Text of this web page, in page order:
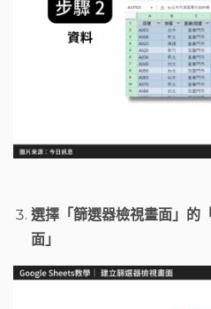
選擇「篩選器檢視畫面」的
面」